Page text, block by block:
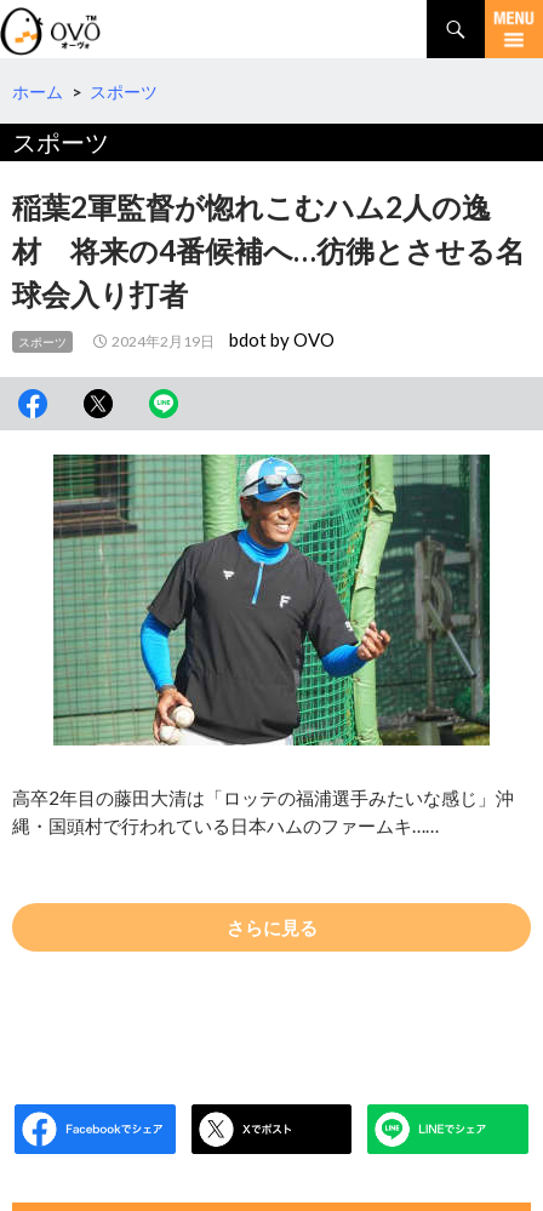
検
索
コ
テ
へ
移
動
ホーム > スポーツ
スポーツ
稲葉2軍監督が惚れこむハム2人の逸
材 将来の4番候補へ…彷彿とさせる名
球会入り打者
スポーツ 2024年2月19日 bdot by OVO
高卒2年目の藤田大清は「ロッテの福浦選手みたいな感じ」沖
縄・国頭村で行われている日本ハムのファームキ……
さらに見る